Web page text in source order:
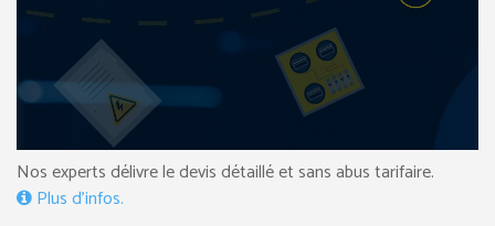
Nos experts délivre le devis détaillé et sans abus tarifaire.
Plus d’infos.